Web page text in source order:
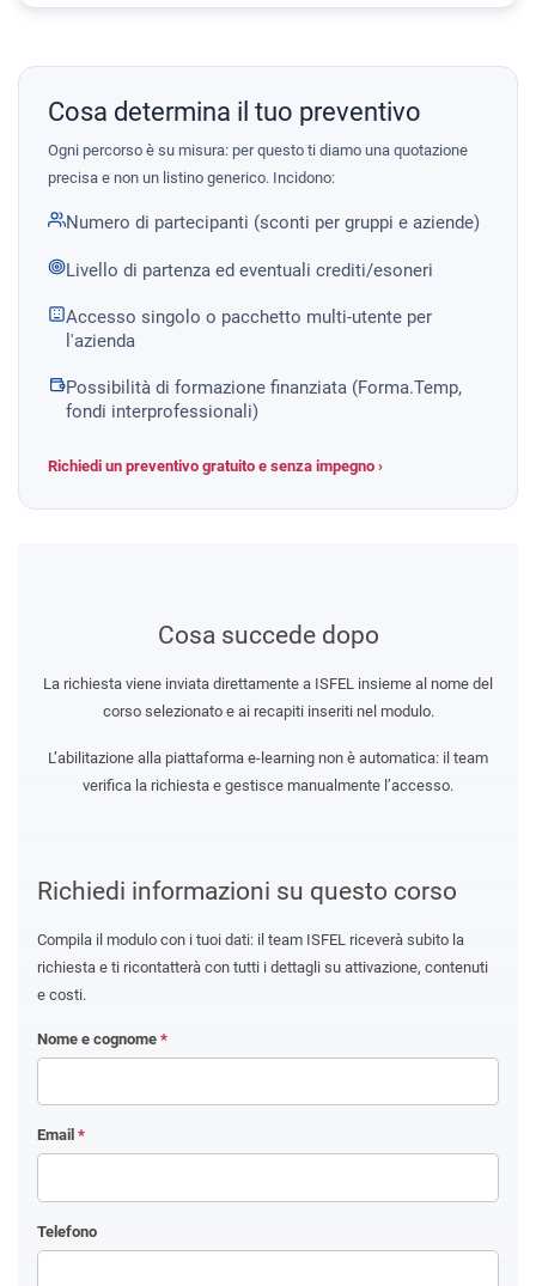
Cosa determina il tuo preventivo
Ogni percorso è su misura: per questo ti diamo una quotazione
precisa e non un listino generico. Incidono:
Numero di partecipanti (sconti per gruppi e aziende)
Livello di partenza ed eventuali crediti/esoneri
Accesso singolo o pacchetto multi-utente per
l'azienda
Possibilità di formazione finanziata (Forma.Temp,
fondi interprofessionali)
Richiedi un preventivo gratuito e senza impegno ›
Richiedi informazioni su questo corso
Compila il modulo con i tuoi dati: il team ISFEL riceverà subito la
richiesta e ti ricontatterà con tutti i dettagli su attivazione, contenuti
e costi.
Nome e cognome *
Email *
Telefono
Cosa succede dopo
La richiesta viene inviata direttamente a ISFEL insieme al nome del
corso selezionato e ai recapiti inseriti nel modulo.
L’abilitazione alla piattaforma e-learning non è automatica: il team
verifica la richiesta e gestisce manualmente l’accesso.